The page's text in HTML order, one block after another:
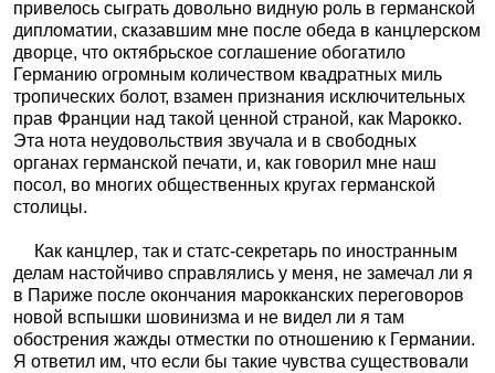
привелось сыграть довольно видную роль в германской
дипломатии, сказавшим мне после обеда в канцлерском
дворце, что октябрьское соглашение обогатило
Германию огромным количеством квадратных миль
тропических болот, взамен признания исключительных
прав Франции над такой ценной страной, как Марокко.
Эта нота неудовольствия звучала и в свободных
органах германской печати, и, как говорил мне наш
посол, во многих общественных кругах германской
столицы.
Как канцлер, так и статс-секретарь по иностранным
делам настойчиво справлялись у меня, не замечал ли я
в Париже после окончания марокканских переговоров
новой вспышки шовинизма и не видел ли я там
обострения жажды отместки по отношению к Германии.
Я ответил им, что если бы такие чувства существовали